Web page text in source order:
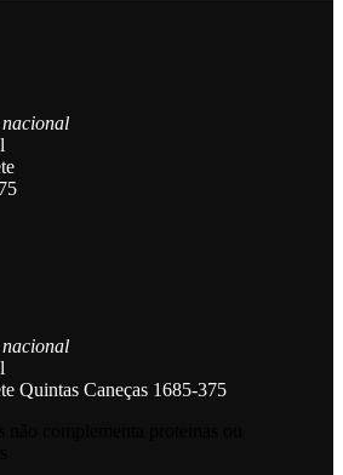
Quintas Caneças 1685-375